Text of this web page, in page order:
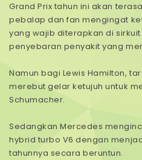
Grand Prix tahun ini akan
pebalap dan fan mengingat
yang wajib diterapkan di
penyebaran penyakit yang
Namun bagi Lewis Hamilton,
merebut gelar ketujuh untuk
Schumacher.
Sedangkan Mercedes
hybrid turbo V6 dengan
tahunnya secara beruntun.